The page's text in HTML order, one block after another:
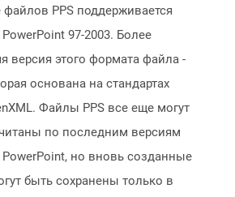
файлов PPS поддерживается
97-2003. Более
версия этого формата файла -
основана на стандартах
Файлы PPS все еще могут
по последним версиям
но вновь созданные
быть сохранены только в